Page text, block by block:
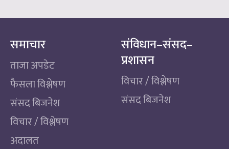
समाचार
ताजा अपडेट
फैसला विश्लेषण
संसद बिजनेश
विचार / विश्लेषण
अदालत
संविधान–संसद–
प्रशासन
विचार / विश्लेषण
संसद बिजनेश